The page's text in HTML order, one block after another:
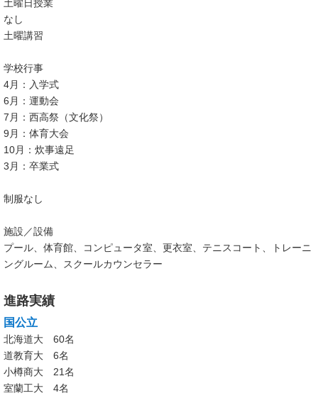
土曜日授業
なし
土曜講習
学校行事
4月：入学式
6月：運動会
7月：西高祭（文化祭）
9月：体育大会
10月：炊事遠足
3月：卒業式
制服なし
施設／設備
プール、体育館、コンピュータ室、更衣室、テニスコート、トレーニ
ングルーム、スクールカウンセラー
進路実績
国公立
北海道大 60名
道教育大 6名
小樽商大 21名
室蘭工大 4名